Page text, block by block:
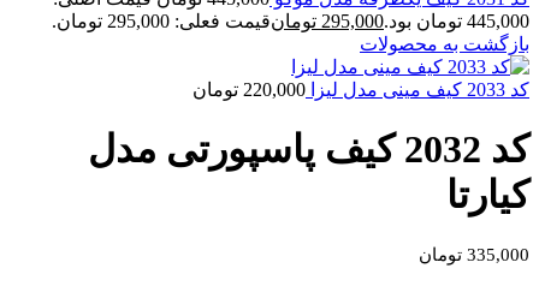
445,000 تومان بود.
295,000 تومانقیمت فعلی: 295,000 تومان.
بازگشت به محصولات
کد 2033 کیف مینی مدل لیزا 220,000 تومان
کد 2032 کیف پاسپورتی مدل
کیارتا
335,000 تومان